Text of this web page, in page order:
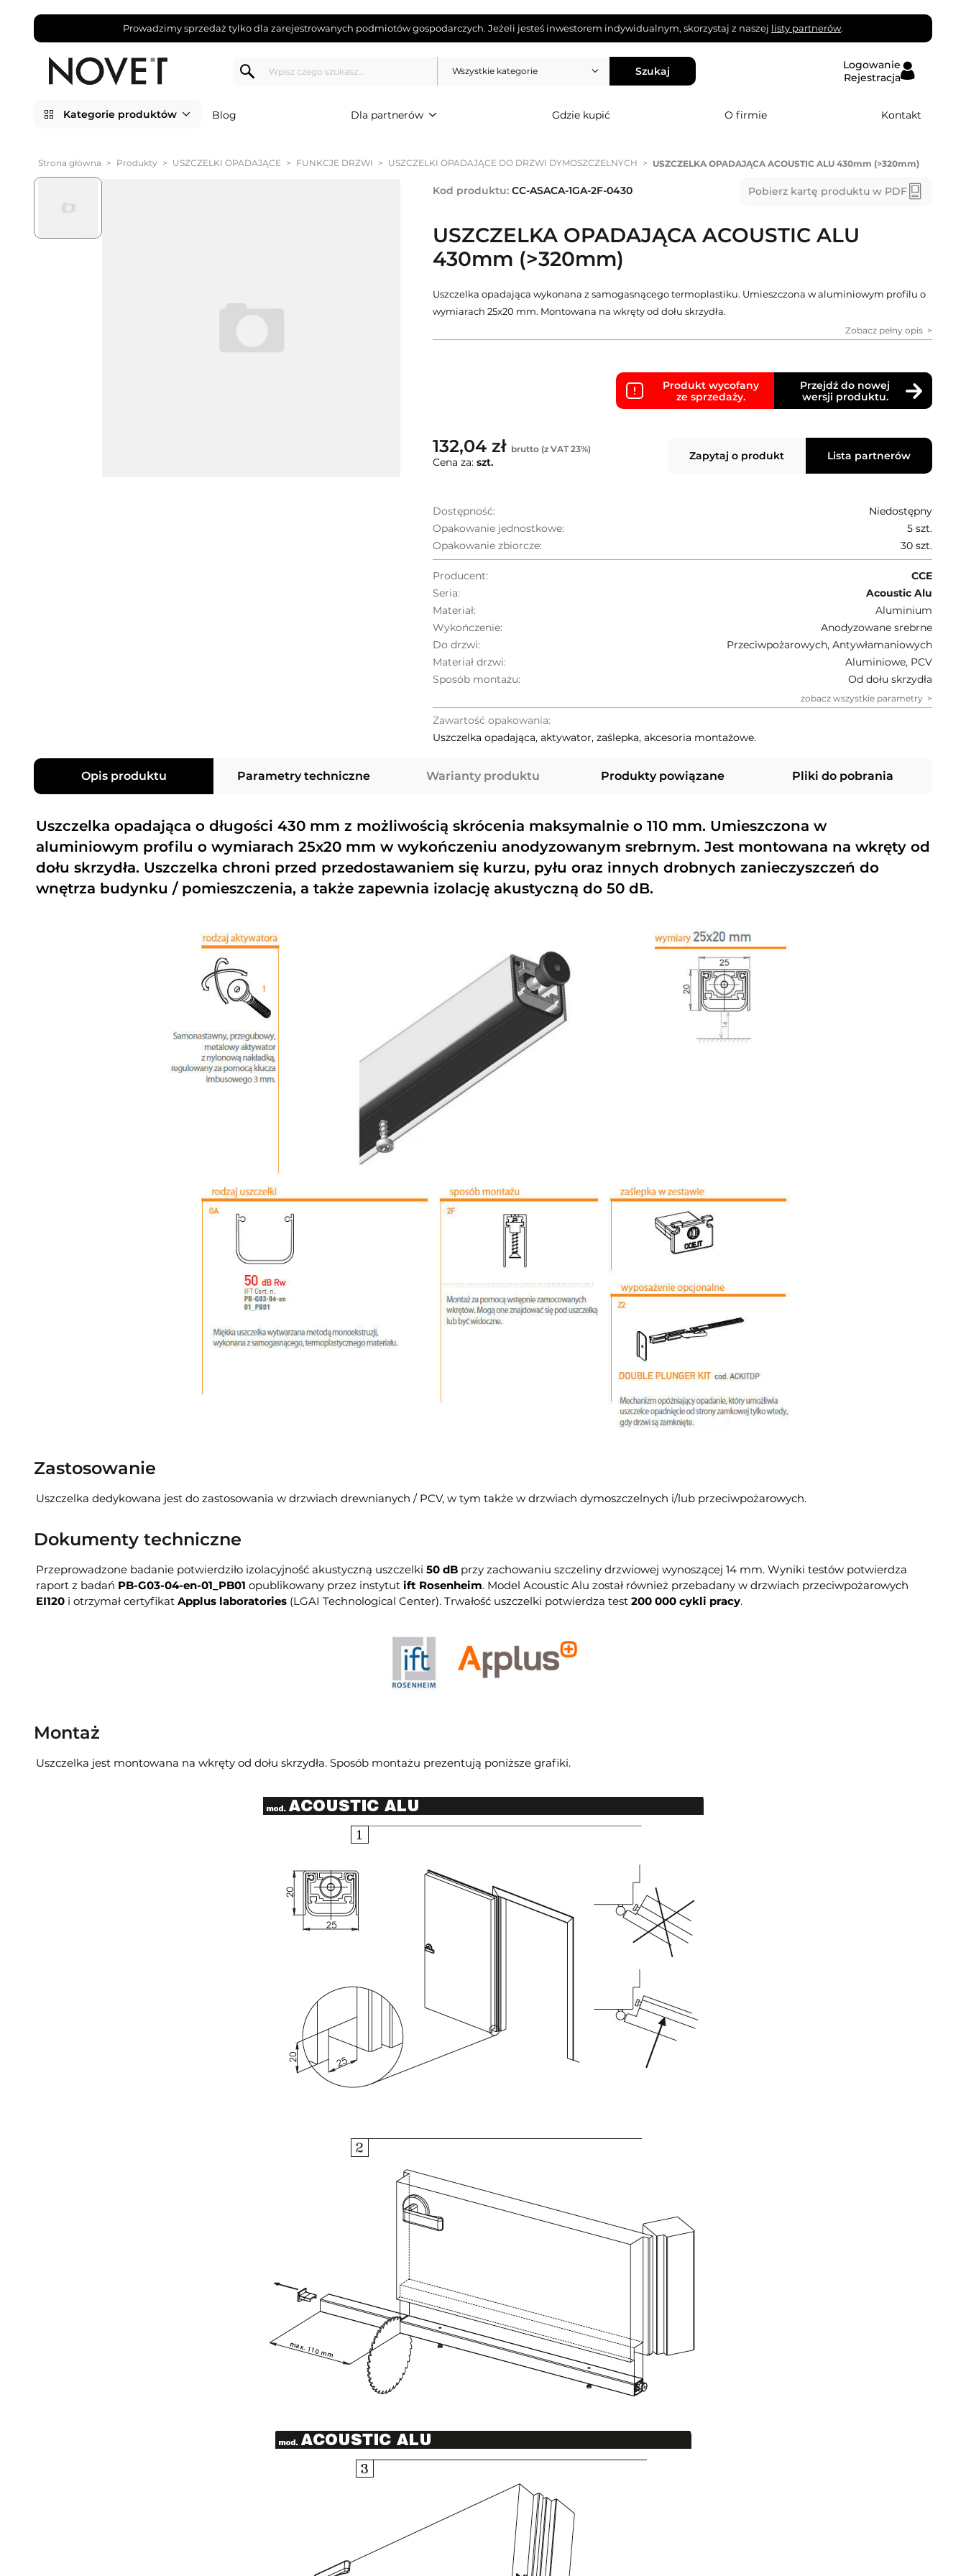
Prowadzimy sprzedaż tylko dla zarejestrowanych podmiotów gospodarczych. Jeżeli jesteś inwestorem indywidualnym, skorzystaj z naszej listy partnerów.
Wszystkie kategorie Szukaj
Logowanie
Rejestracja
Kategorie produktów Blog Dla partnerów Gdzie kupić O firmie Kontakt
Strona główna > Produkty > USZCZELKI OPADAJĄCE > FUNKCJE DRZWI > USZCZELKI OPADAJĄCE DO DRZWI DYMOSZCZELNYCH > USZCZELKA OPADAJĄCA ACOUSTIC ALU 430mm (>320mm)
Kod produktu: CC-ASACA-1GA-2F-0430 Pobierz kartę produktu w PDF
USZCZELKA OPADAJĄCA ACOUSTIC ALU
430mm (>320mm)
Uszczelka opadająca wykonana z samogasnącego termoplastiku. Umieszczona w aluminiowym profilu o
wymiarach 25x20 mm. Montowana na wkręty od dołu skrzydła.
Zobacz pełny opis
Produkt wycofany
ze sprzedaży.
Przejdź do nowej
wersji produktu.
132,04 zł brutto (z VAT 23%)
Cena za: szt. Zapytaj o produkt Lista partnerów
Dostępność:
Niedostępny
Opakowanie jednostkowe:
5 szt.
Opakowanie zbiorcze:
30 szt.
Producent:
CCE
Seria:
Acoustic Alu
Materiał:
Aluminium
Wykończenie:
Anodyzowane srebrne
Do drzwi:
Przeciwpożarowych, Antywłamaniowych
Materiał drzwi:
Aluminiowe, PCV
Sposób montażu:
Od dołu skrzydła
zobacz wszystkie parametry
Zawartość opakowania:
Uszczelka opadająca, aktywator, zaślepka, akcesoria montażowe.
Opis produktu Parametry techniczne Warianty produktu Produkty powiązane Pliki do pobrania
Uszczelka opadająca o długości 430 mm z możliwością skrócenia maksymalnie o 110 mm. Umieszczona w
aluminiowym profilu o wymiarach 25x20 mm w wykończeniu anodyzowanym srebrnym. Jest montowana na wkręty od
dołu skrzydła. Uszczelka chroni przed przedostawaniem się kurzu, pyłu oraz innych drobnych zanieczyszczeń do
wnętrza budynku / pomieszczenia, a także zapewnia izolację akustyczną do 50 dB.
Zastosowanie
Uszczelka dedykowana jest do zastosowania w drzwiach drewnianych / PCV, w tym także w drzwiach dymoszczelnych i/lub przeciwpożarowych.
Dokumenty techniczne
Przeprowadzone badanie potwierdziło izolacyjność akustyczną uszczelki 50 dB przy zachowaniu szczeliny drzwiowej wynoszącej 14 mm. Wyniki testów potwierdza
raport z badań PB-G03-04-en-01_PB01 opublikowany przez instytut ift Rosenheim. Model Acoustic Alu został również przebadany w drzwiach przeciwpożarowych
EI120 i otrzymał certyfikat Applus laboratories (LGAI Technological Center). Trwałość uszczelki potwierdza test 200 000 cykli pracy.
Montaż
Uszczelka jest montowana na wkręty od dołu skrzydła. Sposób montażu prezentują poniższe grafiki.